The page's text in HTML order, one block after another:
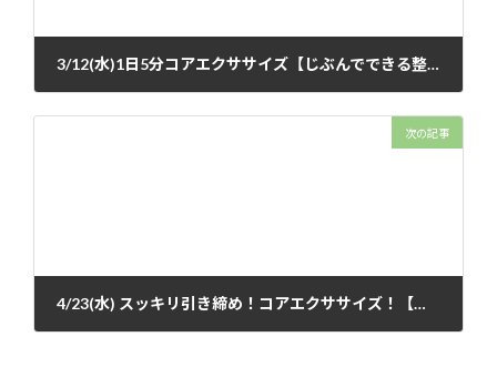
3/12(水)1日5分コアエクササイズ【じぶんでできる整体教室】【海老名駅近ビナウォーク
次の記事
4/23(水) スッキリ引き締め！コアエクササイズ！【じぶんでできる整体教室】【海老名駅近ビナウォーク